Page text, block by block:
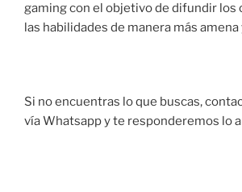
gaming con el objetivo de difundir los
las habilidades de manera más
Si no encuentras lo que buscas,
vía Whatsapp y te responderemos lo